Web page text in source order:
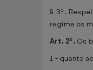
§ 3º.
regime os
Art. 2º. Os
I - quanto